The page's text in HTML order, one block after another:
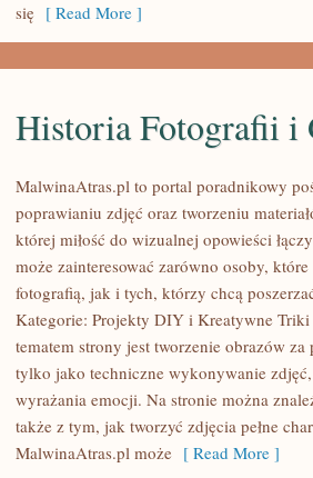
się [ Read More ]
HISTORIA
FOTOGRAFII
GRAFIKI
Historia Fotografii i
MalwinaAtras.pl to portal poradnikowy
poprawianiu zdjęć oraz tworzeniu
której miłość do wizualnej opowieści
może zainteresować zarówno osoby,
fotografią, jak i tych, którzy chcą
Kategorie: Projekty DIY i Kreatywne
tematem strony jest tworzenie obrazów
tylko jako techniczne wykonywanie
wyrażania emocji. Na stronie można
także z tym, jak tworzyć zdjęcia pełne
MalwinaAtras.pl może [ Read More ]